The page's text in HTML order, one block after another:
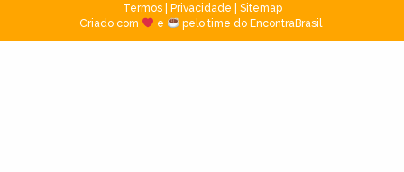
Termos| Privacidade
Sitemap
Criado com
e pelo time do EncontraBrasil